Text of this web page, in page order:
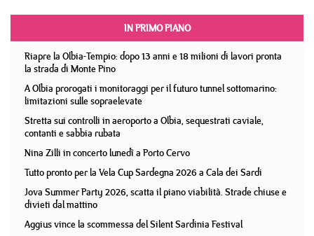
IN PRIMO PIANO
Riapre la Olbia-Tempio: dopo 13 anni e 18 milioni di lavori pronta
la strada di Monte Pino
A Olbia prorogati i monitoraggi per il futuro tunnel sottomarino:
limitazioni sulle sopraelevate
Stretta sui controlli in aeroporto a Olbia, sequestrati caviale,
contanti e sabbia rubata
Nina Zilli in concerto lunedì a Porto Cervo
Tutto pronto per la Vela Cup Sardegna 2026 a Cala dei Sardi
Jova Summer Party 2026, scatta il piano viabilità. Strade chiuse e
divieti dal mattino
Aggius vince la scommessa del Silent Sardinia Festival